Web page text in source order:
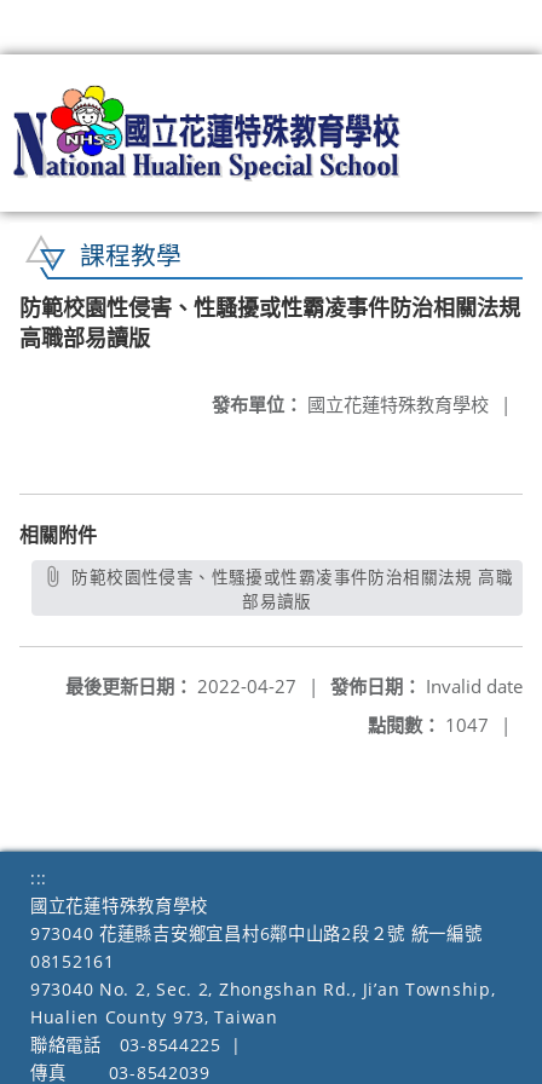
課程教學
防範校園性侵害、性騷擾或性霸凌事件防治相關法規
高職部易讀版
發布單位： 國立花蓮特殊教育學校 |
相關附件
部易讀版
發佈日期： Invalid date
最後更新日期： 2022-04-27
|
點閱數： 1047 |
:::
國立花蓮特殊教育學校
973040 花蓮縣吉安鄉宜昌村6鄰中山路2段２號 統一編號
08152161
973040 No. 2, Sec. 2, Zhongshan Rd., Ji’an Township,
Hualien County 973, Taiwan
聯絡電話
03-8544225
|
傳真
03-8542039